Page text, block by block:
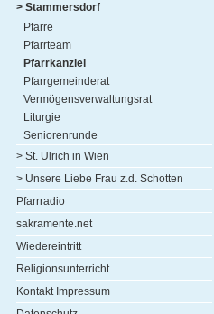
> Stammersdorf
Pfarre
Pfarrteam
Pfarrkanzlei
Pfarrgemeinderat
Vermögensverwaltungsrat
Liturgie
Seniorenrunde
> St. Ulrich in Wien
> Unsere Liebe Frau z.d. Schotten
Pfarrradio
sakramente.net
Wiedereintritt
Religionsunterricht
Kontakt Impressum